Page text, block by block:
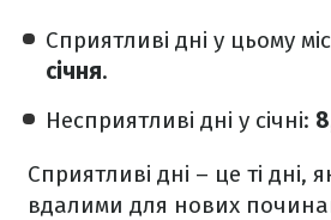
Сприятливі дні у цьому
січня.
Несприятливі дні у січні:
Сприятливі дні – це ті дні,
вдалими для нових